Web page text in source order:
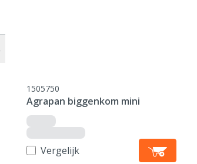
1505750
Agrapan biggenkom mini
Vergelijk